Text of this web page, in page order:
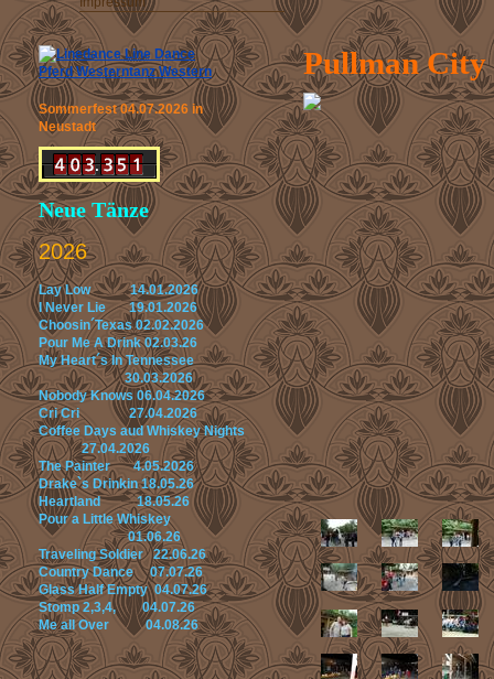
Pullman City
Sommerfest 04.07.2026 in
Neustadt
Neue Tänze
2026
Lay Low 14.01.2026
I Never Lie 19.01.2026
Choosin´Texas 02.02.2026
Pour Me A Drink 02.03.26
My Heart´s In Tennessee
30.03.2026
Nobody Knows 06.04.2026
Cri Cri 27.04.2026
Coffee Days aud Whiskey Nights
27.04.2026
The Painter 4.05.2026
Drake`s Drinkin 18.05.26
Heartland 18.05.26
Pour a Little Whiskey
01.06.26
Traveling Soldier 22.06.26
Country Dance 07.07.26
Glass Half Empty 04.07.26
Stomp 2,3,4, 04.07.26
Me all Over 04.08.26